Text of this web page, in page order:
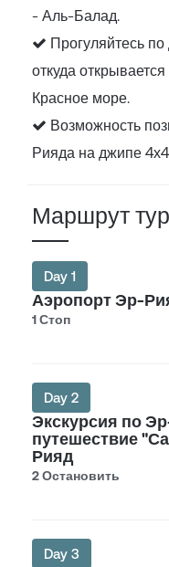
- Аль-Балад.
Прогуляйтесь
откуда
Красное море.
Возможность
Рияда на джипе
Маршрут
Day 1
Аэропорт Эр-
1 Стоп
Day 2
Экскурсия по
путешествие
Рияд
2 Остановить
Day 3